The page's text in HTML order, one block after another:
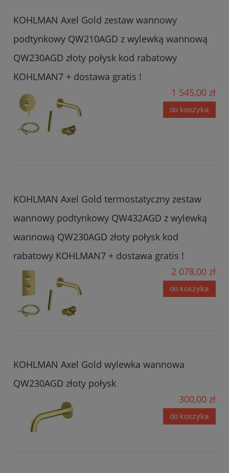
KOHLMAN Axel Gold zestaw wannowy
podtynkowy QW210AGD z wylewką wannową
QW230AGD złoty połysk kod rabatowy
KOHLMAN7 + dostawa gratis !
1 545,00 zł
do koszyka
KOHLMAN Axel Gold termostatyczny zestaw
wannowy podtynkowy QW432AGD z wylewką
wannową QW230AGD złoty połysk kod
rabatowy KOHLMAN7 + dostawa gratis !
2 078,00 zł
do koszyka
KOHLMAN Axel Gold wylewka wannowa
QW230AGD złoty połysk
300,00 zł
do koszyka